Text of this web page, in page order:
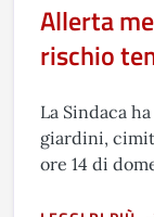
Allerta
rischio
La Sindaca
giardini,
ore 14 di